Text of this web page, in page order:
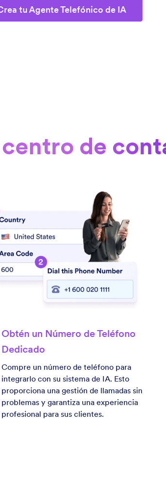
tu Agente Telefónico de IA
de
Obtén un Número de Teléfono
Dedicado
Compre un número de teléfono para
integrarlo con su sistema de IA. Esto
proporciona una gestión de llamadas sin
problemas y garantiza una experiencia
profesional para sus clientes.